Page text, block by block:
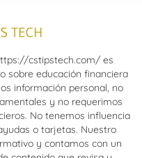
cstipstech.com/ es
sobre educación financiera
información personal, no
y no requerimos
No tenemos influencia
o tarjetas. Nuestro
y contamos con un